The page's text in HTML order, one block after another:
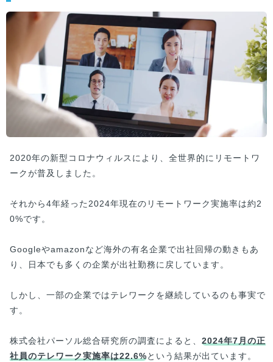
2020年の新型コロナウィルスにより、全世界的にリモートワ
ークが普及しました。
それから4年経った2024年現在のリモートワーク実施率は約2
0%です。
Googleやamazonなど海外の有名企業で出社回帰の動きもあ
り、日本でも多くの企業が出社勤務に戻しています。
しかし、一部の企業ではテレワークを継続しているのも事実で
す。
株式会社パーソル総合研究所の調査によると、 2024年7月の正
社員のテレワーク実施率は22.6%という結果が出ています。